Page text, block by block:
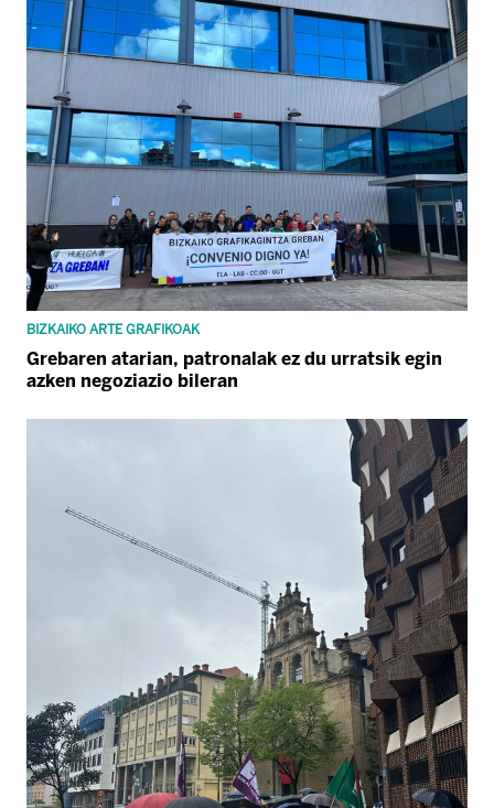
BIZKAIKO ARTE GRAFIKOAK
Grebaren atarian, patronalak ez du urratsik egin
azken negoziazio bileran